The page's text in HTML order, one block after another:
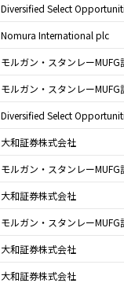
Diversified Select
Nomura International plc
モルガン・スタンレー
モルガン・スタンレー
Diversified Select
大和証券株式会社
モルガン・スタンレー
大和証券株式会社
モルガン・スタンレー
大和証券株式会社
大和証券株式会社